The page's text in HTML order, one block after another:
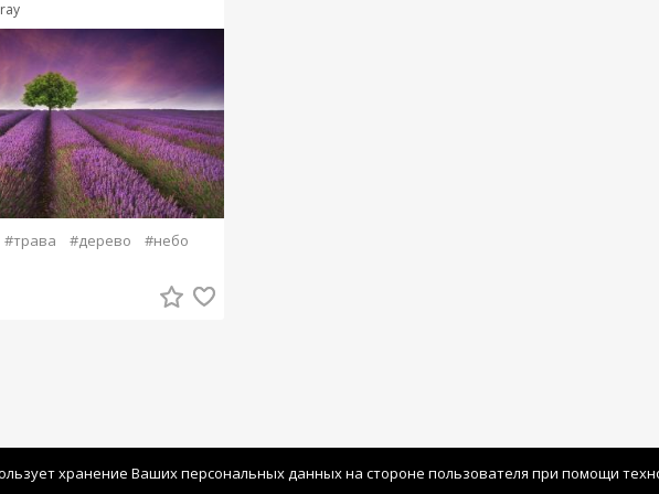
#трава #дерево
#небо
хранение Ваших персональных данных на стороне пользователя при помощи